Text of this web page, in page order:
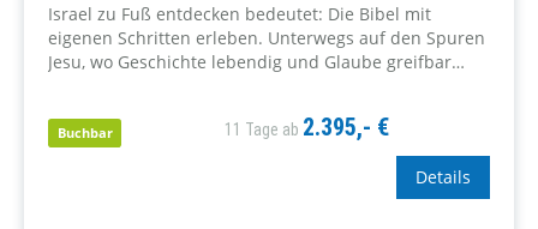
Israel zu Fuß entdecken bedeutet: Die Bibel mit
eigenen Schritten erleben. Unterwegs auf den Spuren
Jesu, wo Geschichte lebendig und Glaube greifbar
Buchbar 11 Tage ab 2.395,- €
Details